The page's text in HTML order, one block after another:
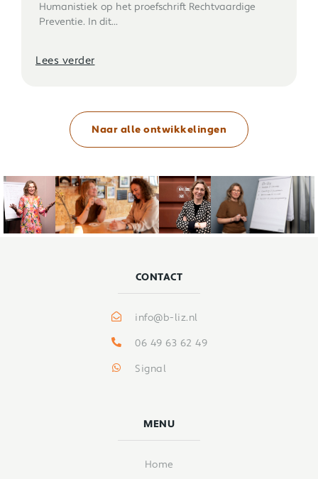
Humanistiek op het proefschrift Rechtvaardige
Preventie. In dit...
Lees verder
Naar alle ontwikkelingen
CONTACT
info@b-liz.nl
06 49 63 62 49
Signal
MENU
Home